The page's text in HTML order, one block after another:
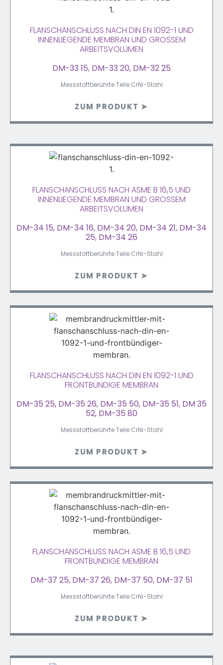
FLANSCHANSCHLUSS NACH DIN EN 1092-1 UND
INNENLIEGENDE MEMBRAN UND GROSSEM A
RBEITSVOLUMEN
DM-33 15, DM-33 20, DM-32 25
Messstoffberührte Teile CrNi-Stahl
ZUM PRODUKT ➤
FLANSCHANSCHLUSS NACH ASME B 16,5 UND
INNENLIEGENDE MEMBRAN UND GROSSEM A
RBEITSVOLUMEN
DM-34 15, DM-34 16, DM-34 20, DM-34 21, DM-34
25, DM-34 26
Messstoffberührte Teile CrNi-Stahl
ZUM PRODUKT ➤
FLANSCHANSCHLUSS NACH DIN EN 1092-1 UND
FRONTBÜNDIGE MEMBRAN
DM-35 25, DM-35 26, DM-35 50, DM-35 51, DM 35
52, DM-35 80
Messstoffberührte Teile CrNi-Stahl
ZUM PRODUKT ➤
FLANSCHANSCHLUSS NACH ASME B 16,5 UND
FRONTBÜNDIGE MEMBRAN
DM-37 25, DM-37 26, DM-37 50, DM-37 51
Messstoffberührte Teile CrNi-Stahl
ZUM PRODUKT ➤